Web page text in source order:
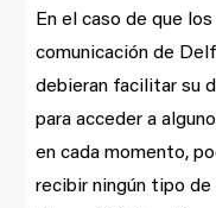
En el caso de que
comunicación de
debieran facilitar su
para acceder a
en cada momento,
recibir ningún tipo